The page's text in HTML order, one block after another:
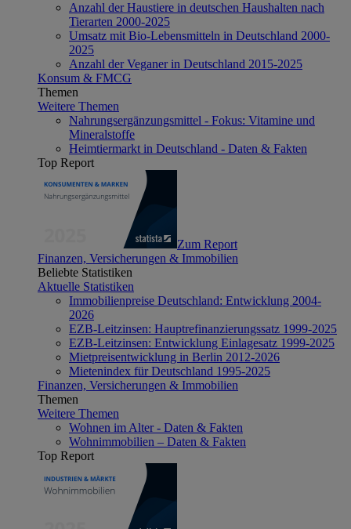
Anzahl der Haustiere in deutschen Haushalten nach
Tierarten 2000-2025
Umsatz mit Bio-Lebensmitteln in Deutschland 2000-
2025
Anzahl der Veganer in Deutschland 2015-2025
Konsum & FMCG
Themen
Weitere Themen
Nahrungsergänzungsmittel - Fokus: Vitamine und
Mineralstoffe
Heimtiermarkt in Deutschland - Daten & Fakten
Top Report
Zum Report
Finanzen, Versicherungen & Immobilien
Beliebte Statistiken
Aktuelle Statistiken
Immobilienpreise Deutschland: Entwicklung 2004-
2026
EZB-Leitzinsen: Hauptrefinanzierungssatz 1999-2025
EZB-Leitzinsen: Entwicklung Einlagesatz 1999-2025
Mietpreisentwicklung in Berlin 2012-2026
Mietenindex für Deutschland 1995-2025
Finanzen, Versicherungen & Immobilien
Themen
Weitere Themen
Wohnen im Alter - Daten & Fakten
Wohnimmobilien – Daten & Fakten
Top Report